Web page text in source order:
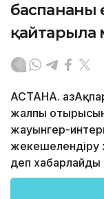
баспананы
қайтарыла
АСТАНА.
жалпы
жауынгер-
жекешелендіру
деп хабарлайды